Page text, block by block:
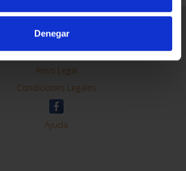
Denegar
Contacto
Preguntas Frequentes (FAQs)
Aviso Legal
Condiciones Legales
Ayuda